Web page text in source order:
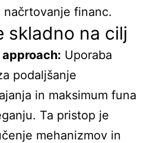
financ.
skladno na cilj
Uporaba
podaljšanje
in maksimum funa
Ta pristop je
mehanizmov in